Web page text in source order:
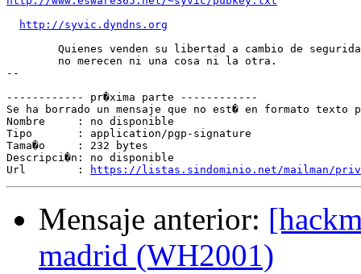
http://syvic.dyndns.org
--
------------ pr�xima parte ------------
Se ha borrado un mensaje que no est� en formato texto
Nombre     : no disponible
Tipo       : application/pgp-signature
Tama�o     : 232 bytes
Descripci�n: no disponible
Url        :
https://listas.sindominio.net/mailman/
Mensaje anterior:
madrid (WH2001)